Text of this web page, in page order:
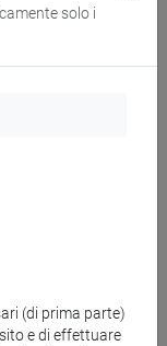
solo i
(di prima parte)
e di effettuare